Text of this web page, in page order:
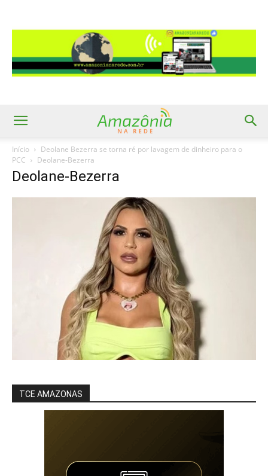
Início
Deolane Bezerra se torna ré por lavagem de dinheiro para o
PCC
Deolane-Bezerra
Deolane-Bezerra
TCE AMAZONAS